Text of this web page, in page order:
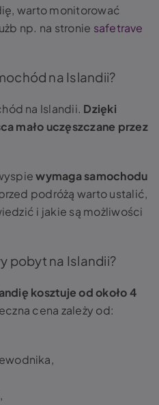
warto monitorować
np. na stronie safetrave
na Islandii?
na Islandii. Dzięki
mało uczęszczane przez
wymaga samochodu
podróżą warto ustalić,
i jakie są możliwości
pobyt na Islandii?
kosztuje od około 4
cena zależy od: